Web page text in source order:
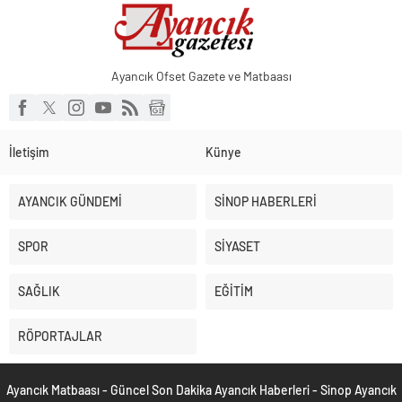
Küçük işletmeler büyük siber risklerle karşı karşıya
Ayancık Ofset Gazete ve Matbaası
İletişim Künye
AYANCIK GÜNDEMİ SİNOP HABERLERİ
SPOR SİYASET
SAĞLIK EĞİTİM
RÖPORTAJLAR
Ayancık Matbaası - Güncel Son Dakika Ayancık Haberleri - Sinop Ayancık